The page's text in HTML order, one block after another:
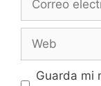
Guarda mi